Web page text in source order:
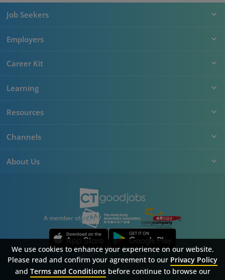
Job Seekers
Employers
Career Kit
Learning
Resources
Channels
About Us
A member of
SitemapFAQPrivacy PolicyTerms & Conditions
We use cookies to enhance your experience on our website.
Please read and confirm your agreement to our Privacy Policy
and Terms and Conditionsbefore continue to browse our